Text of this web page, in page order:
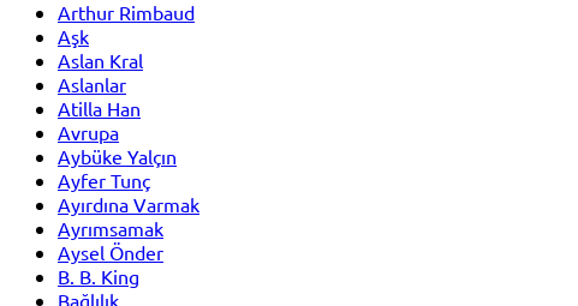
Arthur Rimbaud
Aşk
Aslan Kral
Aslanlar
Atilla Han
Avrupa
Aybüke Yalçın
Ayfer Tunç
Ayırdına Varmak
Ayrımsamak
Aysel Önder
B. B. King
Bağlılık